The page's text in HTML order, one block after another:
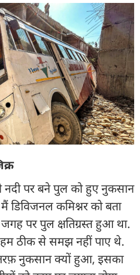
नदी पर बने पुल को हुए नुकसान
डिविजनल कमिश्नर को बता
पर पुल क्षतिग्रस्त हुआ था.
ठीक से समझ नहीं पाए थे.
नुकसान क्यों हुआ, इसका